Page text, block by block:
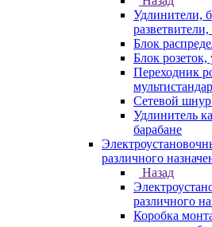
Удлинители,
Блок
Блок розеток,
Переходник
Сетевой
Удлинитель
барабане
различного
Назад
различного
Коробка